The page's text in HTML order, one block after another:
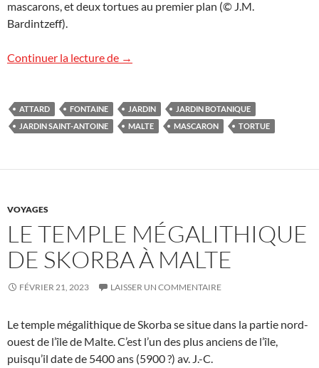
mascarons, et deux tortues au premier plan (© J.M.
Bardintzeff).
Continuer la lecture de Jardin botanique Saint-Antoine à
→
ATTARD FONTAINE JARDIN
JARDIN BOTANIQUE
JARDIN SAINT-ANTOINE
MALTE MASCARON TORTUE
VOYAGES
LE TEMPLE MÉGALITHIQUE
DE SKORBA À MALTE
FÉVRIER 21, 2023 LAISSER UN COMMENTAIRE
Le temple mégalithique de Skorba se situe dans la partie nord-
ouest de l’île de Malte. C’est l’un des plus anciens de l’île,
puisqu’il date de 5400 ans (5900 ?) av. J.-C.